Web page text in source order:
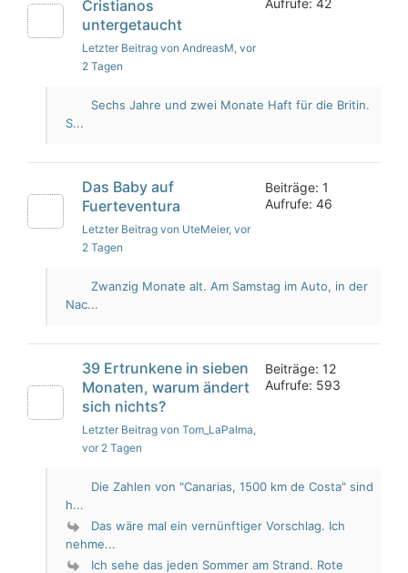
Cristianos
untergetaucht
Letzter Beitrag von AndreasM, vor
2 Tagen
Sechs Jahre und zwei Monate Haft für die Britin.
S...
Das Baby auf
Fuerteventura
Letzter Beitrag von UteMeier, vor
2 Tagen
Beiträge: 1
Aufrufe: 46
Zwanzig Monate alt. Am Samstag im Auto, in der
Nac...
39 Ertrunkene in sieben
Monaten, warum ändert
sich nichts?
Letzter Beitrag von Tom_LaPalma,
vor 2 Tagen
Beiträge: 12
Aufrufe: 593
Die Zahlen von "Canarias, 1500 km de Costa" sind
h...
Das wäre mal ein vernünftiger Vorschlag. Ich
nehme...
Ich sehe das jeden Sommer am Strand. Rote